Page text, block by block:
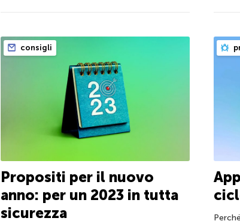
consigli
Propositi per il nuovo
anno: per un 2023 in tutta
sicurezza